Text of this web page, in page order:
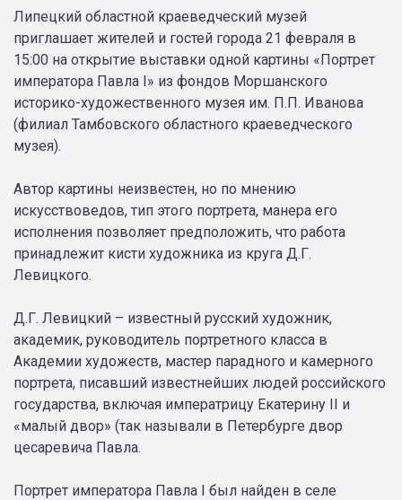
Липецкий областной краеведческий музей
приглашает жителей и гостей города 21 февраля в
15:00 на открытие выставки одной картины «Портрет
императора Павла I» из фондов Моршанского
историко-художественного музея им. П.П. Иванова
(филиал Тамбовского областного краеведческого
музея).
Автор картины неизвестен, но по мнению
искусствоведов, тип этого портрета, манера его
исполнения позволяет предположить, что работа
принадлежит кисти художника из круга Д.Г.
Левицкого.
Д.Г. Левицкий – известный русский художник,
академик, руководитель портретного класса в
Академии художеств, мастер парадного и камерного
портрета, писавший известнейших людей российского
государства, включая императрицу Екатерину II и
«малый двор» (так называли в Петербурге двор
цесаревича Павла.
Портрет императора Павла I был найден в селе